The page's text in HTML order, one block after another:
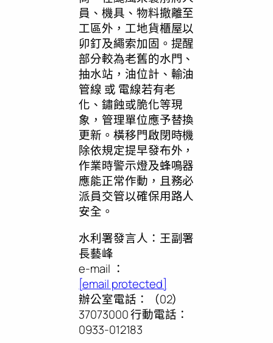
員、機具、物料撤離至
工區外，工地貨櫃屋以
卯釘及繩索加固。提醒
部分較為老舊的水門、
抽水站，油位計、輸油
管線 或 電線若有老
化、鏽蝕或脆化等現
象，管理單位應予替換
更新。橫移門啟閉時機
除依規定提早發布外，
作業時警示燈及蜂鳴器
應能正常作動，且務必
派員交管以確保用路人
安全。
水利署發言人：王副署
長藝峰
e-mail ：
[email protected]
辦公室電話：（02）
37073000 行動電話：
0933-012183